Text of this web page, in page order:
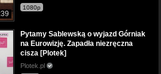
1080p
Pytamy Sablewską o wyjazd Górniak
na Eurowizję. Zapadła niezręczna
cisza [Plotek]
Plotek.pl